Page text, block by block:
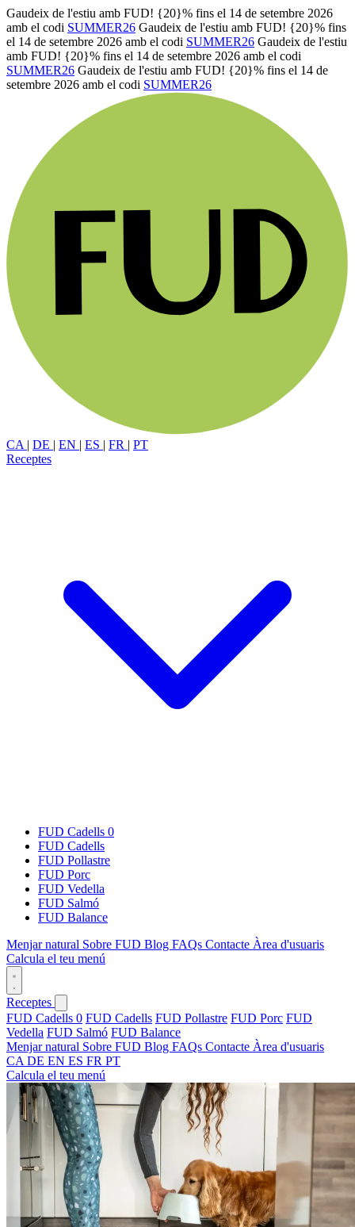
Gaudeix de l'estiu amb FUD! {20}% fins el 14 de setembre 2026
amb el codi SUMMER26 Gaudeix de l'estiu amb FUD! {20}% fins
el 14 de setembre 2026 amb el codi SUMMER26 Gaudeix de l'estiu
amb FUD! {20}% fins el 14 de setembre 2026 amb el codi
SUMMER26 Gaudeix de l'estiu amb FUD! {20}% fins el 14 de
setembre 2026 amb el codi SUMMER26
CA | DE | EN | ES | FR | PT
Receptes
FUD Cadells 0
FUD Cadells
FUD Pollastre
FUD Porc
FUD Vedella
FUD Salmó
FUD Balance
Menjar natural Sobre FUD Blog FAQs Contacte Àrea d'usuaris
Calcula el teu menú
Receptes
FUD Cadells 0 FUD Cadells FUD Pollastre FUD Porc FUD
Vedella FUD Salmó FUD Balance
Menjar natural Sobre FUD Blog FAQs Contacte Àrea d'usuaris
CA DE EN ES FR PT
Calcula el teu menú